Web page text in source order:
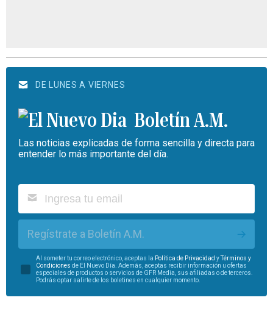
DE LUNES A VIERNES
Boletín A.M.
Las noticias explicadas de forma sencilla y directa para
entender lo más importante del día.
Regístrate a Boletín A.M.
Al someter tu correo electrónico, aceptas la Política de Privacidad yTérminos y
Condiciones de El Nuevo Día. Además, aceptas recibir información u ofertas
especiales de productos o servicios de GFR Media, sus afiliadas o de terceros.
Podrás optar salirte de los boletines en cualquier momento.